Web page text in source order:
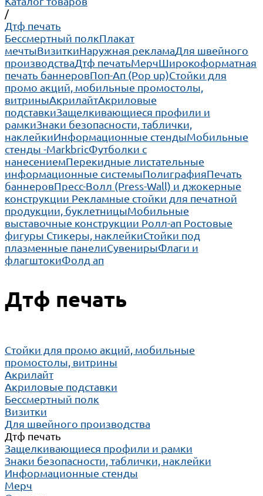
/
Дтф печать
Бессмертный полкПлакат
мечтыВизиткиНаружная рекламаДля швейного
производстваДтф печатьМерчШирокоформатная
печать баннеровПоп-Ап (Pop up)Cтойки для
промо акций, мобильные промостолы,
витриныАкрилайтАкриловые
подставкиЗащелкивающиеся профили и
рамкиЗнаки безопасности, таблички,
наклейкиИнформационные стендыМобильные
стенды -MarkbricФутболки с
нанесениемПерекидные листательные
информационные системыПолиграфияПечать
баннеровПресс-Волл (Press-Wall) и джокерные
конструкции Рекламные стойки для печатной
продукции, буклетницыМобильные
выставочные конструкции Ролл-ап Ростовые
фигуры Стикеры, наклейкиСтойки под
плазменные панелиСувенирыФлаги и
флагштокиФолд ап
Дтф печать
Cтойки для промо акций, мобильные
промостолы, витрины
Акрилайт
Акриловые подставки
Бессмертный полк
Визитки
Для швейного производства
Дтф печать
Защелкивающиеся профили и рамки
Знаки безопасности, таблички, наклейки
Информационные стенды
Мерч